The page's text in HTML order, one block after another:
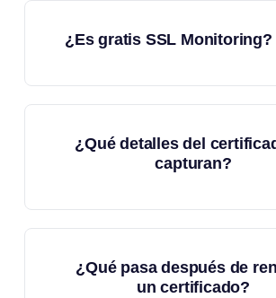
¿Es gratis SSL Monitoring?
¿Qué detalles del
capturan?
¿Qué pasa después de
un certificado?